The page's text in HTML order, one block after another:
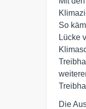
So
Lücke
Die